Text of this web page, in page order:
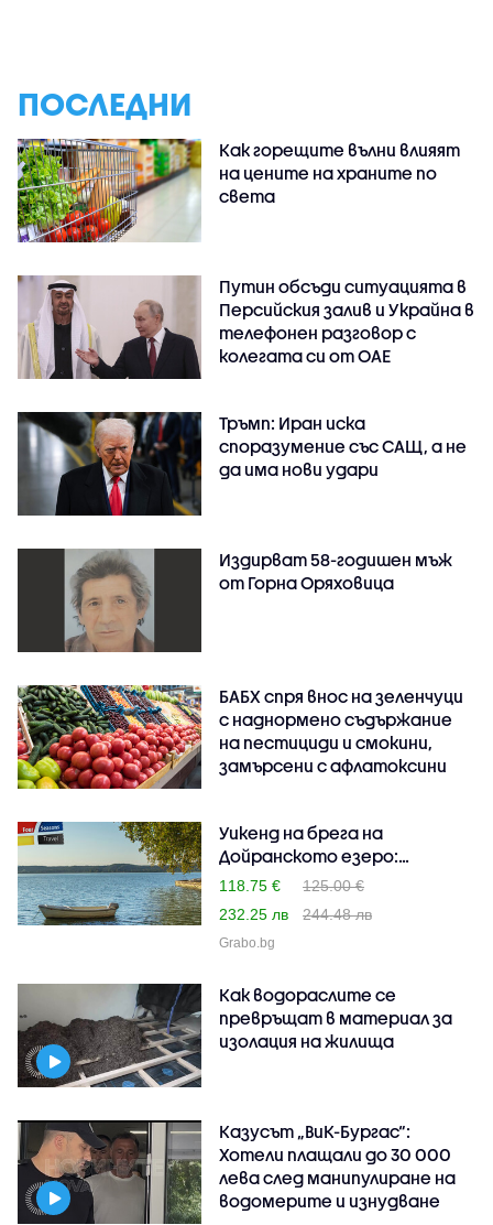
ПОСЛЕДНИ
Как горещите вълни влияят
на цените на храните по
света
Путин обсъди ситуацията в
Персийския залив и Украйна в
телефонен разговор с
колегата си от ОАЕ
Тръмп: Иран иска
споразумение със САЩ, а не
да има нови удари
Издирват 58-годишен мъж
от Горна Оряховица
БАБХ спря внос на зеленчуци
с наднормено съдържание
на пестициди и смокини,
замърсени с афлатоксини
Уикенд на брега на
Дойранското езеро:
Нощувк..
118.75 €
125.00 €
232.25 лв
244.48 лв
Grabo.bg
Как водораслите се
превръщат в материал за
изолация на жилища
Казусът „ВиК-Бургас“:
Хотели плащали до 30 000
лева след манипулиране на
водомерите и изнудване